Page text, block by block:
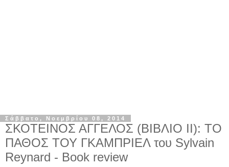
Σάββατο, Νοεμβρίου 08, 2014
ΣΚΟΤΕΙΝΟΣ ΑΓΓΕΛΟΣ (ΒΙΒΛΙΟ II): ΤΟ
ΠΑΘΟΣ ΤΟΥ ΓΚΑΜΠΡΙΕΛ του Sylvain
Reynard - Book review